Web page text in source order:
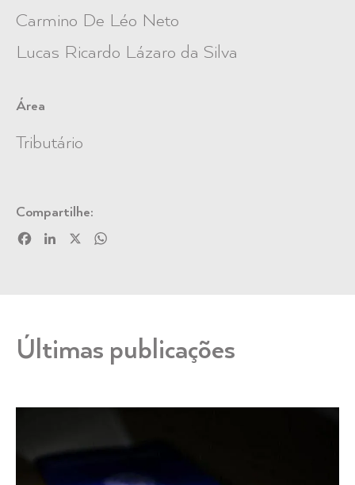
Carmino De Léo Neto
Lucas Ricardo Lázaro da Silva
Área
Tributário
Compartilhe:
FacebookLinkedIn
Últimas publicações